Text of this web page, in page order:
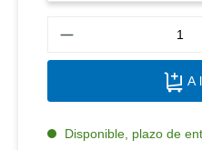
A
Disponible, plazo de